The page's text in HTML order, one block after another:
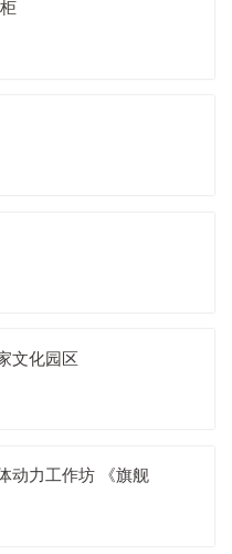
文化园区
动力工作坊 《旗舰